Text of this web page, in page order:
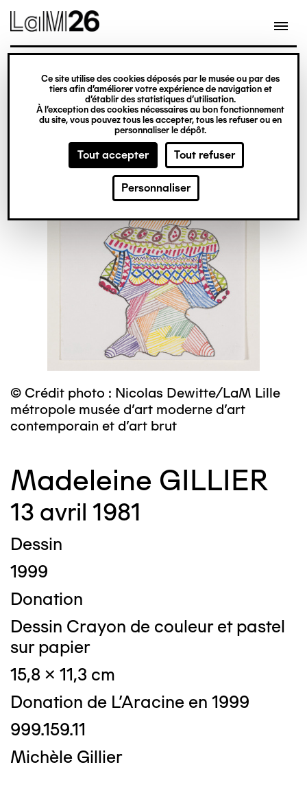
Gestion des cookies
Ce site utilise des cookies déposés par le musée ou par des
tiers afin d’améliorer votre expérience de navigation et
d’établir des statistiques d’utilisation.
À l’exception des cookies nécessaires au bon fonctionnement
du site, vous pouvez tous les accepter, tous les refuser ou en
personnaliser le dépôt.
Tout accepter Tout refuser
Personnaliser
contenu
© Crédit photo : Nicolas Dewitte/LaM Lille
métropole musée d’art moderne d’art
contemporain et d’art brut
Madeleine GILLIER
13 avril 1981
Dessin
1999
Donation
Dessin Crayon de couleur et pastel
sur papier
15,8 x 11,3 cm
Donation de L'Aracine en 1999
999.159.11
Michèle Gillier